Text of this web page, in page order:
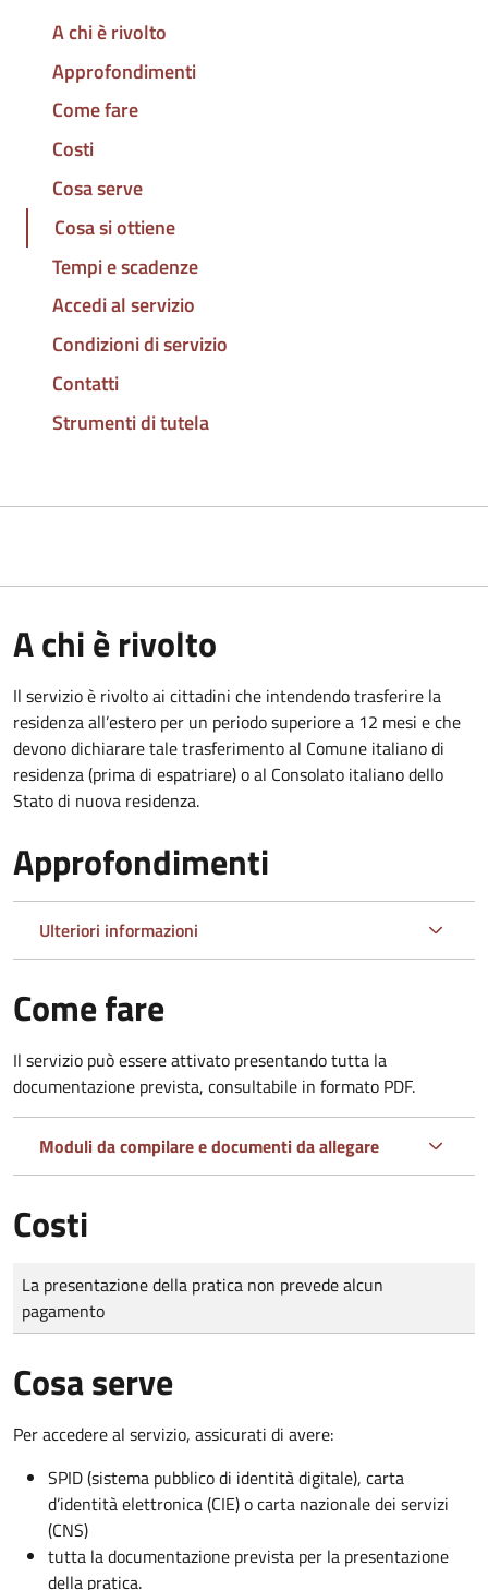
A chi è rivolto
Approfondimenti
Come fare
Costi
Cosa serve
Cosa si ottiene
Tempi e scadenze
Accedi al servizio
Condizioni di servizio
Contatti
Strumenti di tutela
A chi è rivolto
Il servizio è rivolto ai cittadini che intendendo trasferire la
residenza all’estero per un periodo superiore a 12 mesi e che
devono dichiarare tale trasferimento al Comune italiano di
residenza (prima di espatriare) o al Consolato italiano dello
Stato di nuova residenza.
Approfondimenti
Ulteriori informazioni
Come fare
Il servizio può essere attivato presentando tutta la
documentazione prevista, consultabile in formato PDF.
Moduli da compilare e documenti da allegare
Costi
Tipo di pagamento
Importo
La presentazione della pratica non prevede alcun
pagamento
Cosa serve
Per accedere al servizio, assicurati di avere:
SPID (sistema pubblico di identità digitale), carta
d’identità elettronica (CIE) o carta nazionale dei servizi
(CNS)
tutta la documentazione prevista per la presentazione
della pratica.